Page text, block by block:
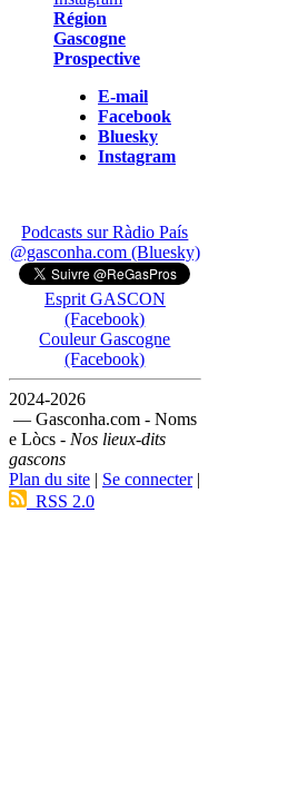
Région
Gascogne
Prospective
E-mail
Facebook
Bluesky
Instagram
Podcasts sur Ràdio País
@gasconha.com (Bluesky)
Esprit GASCON
(Facebook)
Couleur Gascogne
(Facebook)
2024-2026
— Gasconha.com - Noms
e Lòcs - Nos lieux-dits
gascons
Plan du site | Se connecter|
RSS 2.0